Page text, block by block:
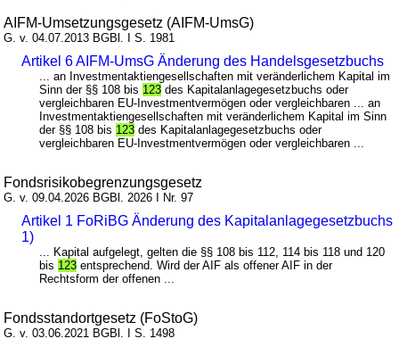
AIFM-Umsetzungsgesetz (AIFM-UmsG)
G. v. 04.07.2013 BGBl. I S. 1981
Artikel 6 AIFM-UmsG Änderung des Handelsgesetzbuchs
... an Investmentaktiengesellschaften mit veränderlichem Kapital im
Sinn der §§ 108 bis 123 des Kapitalanlagegesetzbuchs oder
vergleichbaren EU-Investmentvermögen oder vergleichbaren ... an
Investmentaktiengesellschaften mit veränderlichem Kapital im Sinn
der §§ 108 bis 123 des Kapitalanlagegesetzbuchs oder
vergleichbaren EU-Investmentvermögen oder vergleichbaren ...
Fondsrisikobegrenzungsgesetz
G. v. 09.04.2026 BGBl. 2026 I Nr. 97
Artikel 1 FoRiBG Änderung des Kapitalanlagegesetzbuchs
1)
... Kapital aufgelegt, gelten die §§ 108 bis 112, 114 bis 118 und 120
bis 123 entsprechend. Wird der AIF als offener AIF in der
Rechtsform der offenen ...
Fondsstandortgesetz (FoStoG)
G. v. 03.06.2021 BGBl. I S. 1498